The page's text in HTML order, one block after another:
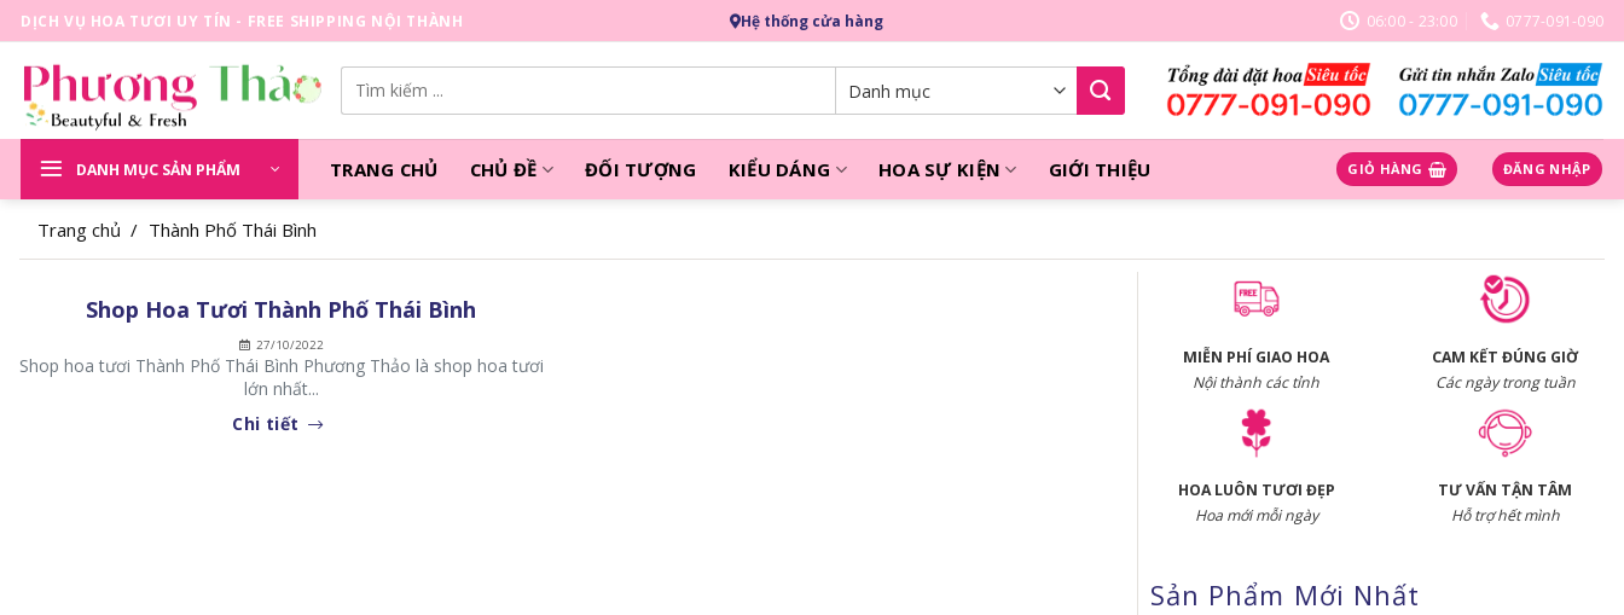
Skip
to
content
DỊCH VỤ HOA TƯƠI UY TÍN - FREE SHIPPING NỘI THÀNH Hệ thống cửa hàng 06:00 - 23:00 0777-091-090
kiếm:
DANH MỤC SẢN PHẨM TRANG CHỦ CHỦ ĐỀ ĐỐI TƯỢNG KIỂU DÁNG HOA SỰ KIỆN GIỚI THIỆU GIỎ HÀNG ĐĂNG NHẬP
Trang chủ / Thành Phố Thái Bình
Shop Hoa Tươi Thành Phố Thái Bình
27/10/2022
Shop hoa tươi Thành Phố Thái Bình Phương Thảo là shop hoa tươi
lớn nhất...
Chi tiết
MIỄN PHÍ GIAO HOA
Nội thành các tỉnh
CAM KẾT ĐÚNG GIỜ
Các ngày trong tuần
HOA LUÔN TƯƠI ĐẸP
Hoa mới mỗi ngày
TƯ VẤN TẬN TÂM
Hỗ trợ hết mình
Sản Phẩm Mới Nhất